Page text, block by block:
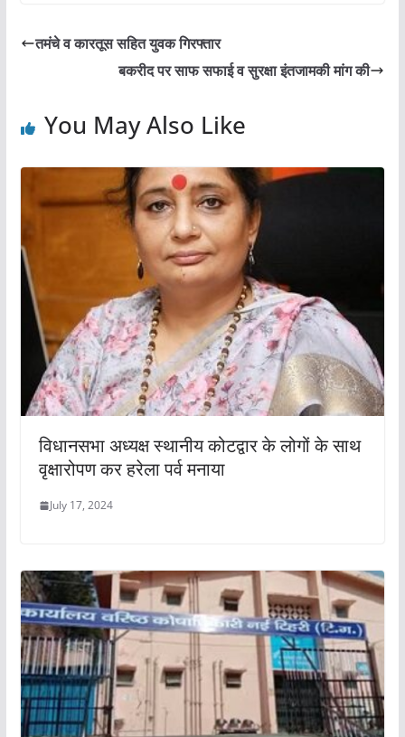
e
o
er l s
A
p
e
तमंचे व कारतूस सहित युवक गिरफ्तार
बकरीद पर साफ सफाई व सुरक्षा इंतजामकी मांग की
You May Also Like
विधानसभा अध्यक्ष स्थानीय कोटद्वार के लोगों के साथ
वृक्षारोपण कर हरेला पर्व मनाया
July 17, 2024